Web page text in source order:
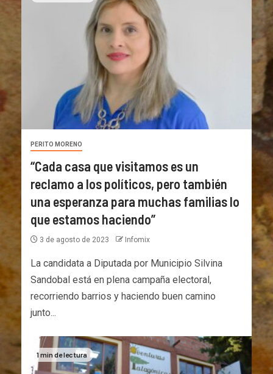
PERITO MORENO
“Cada casa que visitamos es un
reclamo a los políticos, pero también
una esperanza para muchas familias lo
que estamos haciendo”
3 de agosto de 2023 Infomix
La candidata a Diputada por Municipio Silvina
Sandobal está en plena campaña electoral,
recorriendo barrios y haciendo buen camino
junto...
1 min de lectura